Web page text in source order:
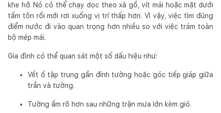
khe hở. Nó có thể chạy dọc theo xà gồ, vít mái hoặc mặt dưới
tấm tôn rồi mới rơi xuống vị trí thấp hơn. Vì vậy, việc tìm đúng
điểm nước đi vào quan trọng hơn nhiều so với việc trám toàn
bộ mép mái.
Gia đình có thể quan sát một số dấu hiệu như:
Vết ố tập trung gần đỉnh tường hoặc góc tiếp giáp giữa
trần và tường.
Tường ẩm rõ hơn sau những trận mưa lớn kèm gió.